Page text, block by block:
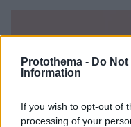
Protothema - Do
Information
If you wish to opt-out of
processing of your